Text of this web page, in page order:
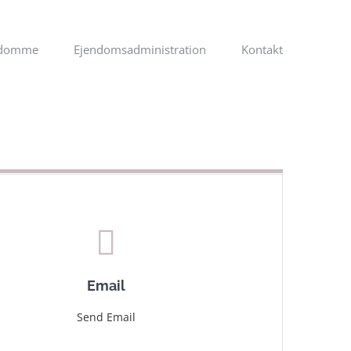
Ejendomsadministration Kontakt
Email
Send Email